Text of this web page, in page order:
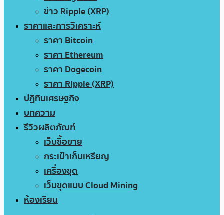
ข่าว Ripple (XRP)
ราคาและการวิเคราะห์
ราคา Bitcoin
ราคา Ethereum
ราคา Dogecoin
ราคา Ripple (XRP)
ปฏิทินเศรษฐกิจ
บทความ
รีวิวผลิตภัณฑ์
เว็บซื้อขาย
กระเป๋าเก็บเหรียญ
เครื่องขุด
เว็บขุดแบบ Cloud Mining
ห้องเรียน